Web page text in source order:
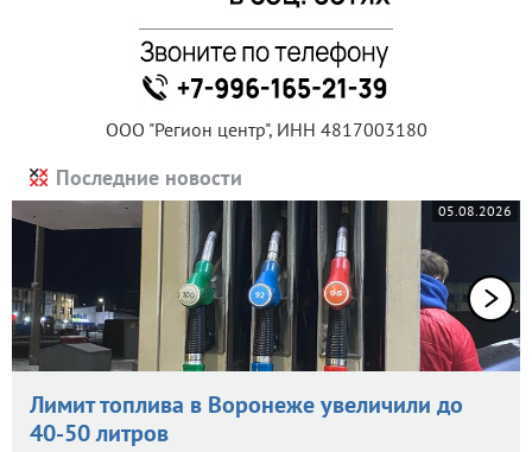
ООО "Регион центр", ИНН 4817003180
Последние новости
05.08.2026
Лимит топлива в Воронеже увеличили до
40-50 литров